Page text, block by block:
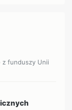
z funduszy Unii